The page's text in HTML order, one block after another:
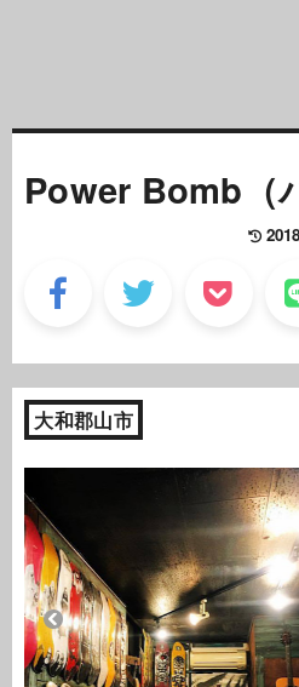
Power Bomb（
大和郡山市